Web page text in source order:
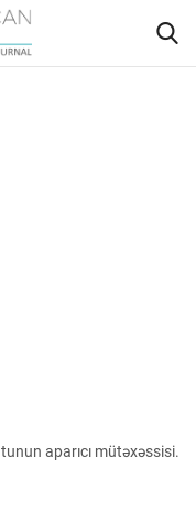
aparıcı mütəxəssisi.